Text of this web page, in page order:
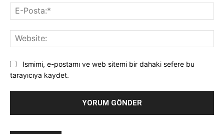
Ismimi, e-postamı ve web sitemi bir dahaki sefere bu
tarayıcıya kaydet.